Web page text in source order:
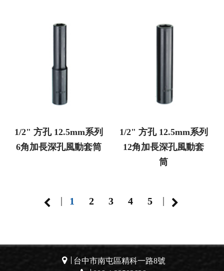
1/2" 方孔 12.5mm系列
6角加長深孔風動套筒
1/2" 方孔 12.5mm系列
12角加長深孔風動套
筒
| 1 2 3 4 5 |
台中市南屯區精科一路8號